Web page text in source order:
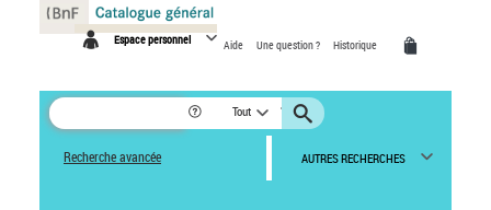
Espace personnel Aide Une question ? Historique
Tout
Recherche avancée AUTRES RECHERCHES
Panneau de gestion des cookies